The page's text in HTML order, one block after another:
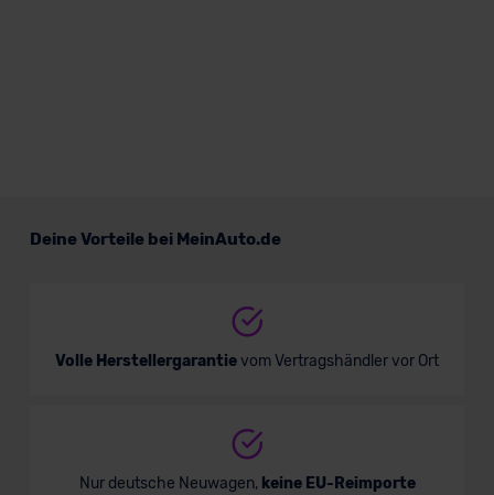
Deine Vorteile bei MeinAuto.de
Volle Herstellergarantievom Vertragshändler vor Ort
Nur deutsche Neuwagen, keine EU-Reimporte